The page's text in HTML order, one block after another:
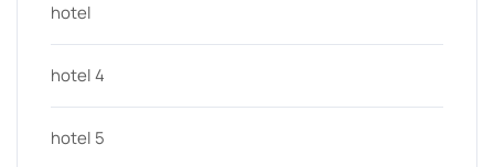
hotel
hotel 4
hotel 5